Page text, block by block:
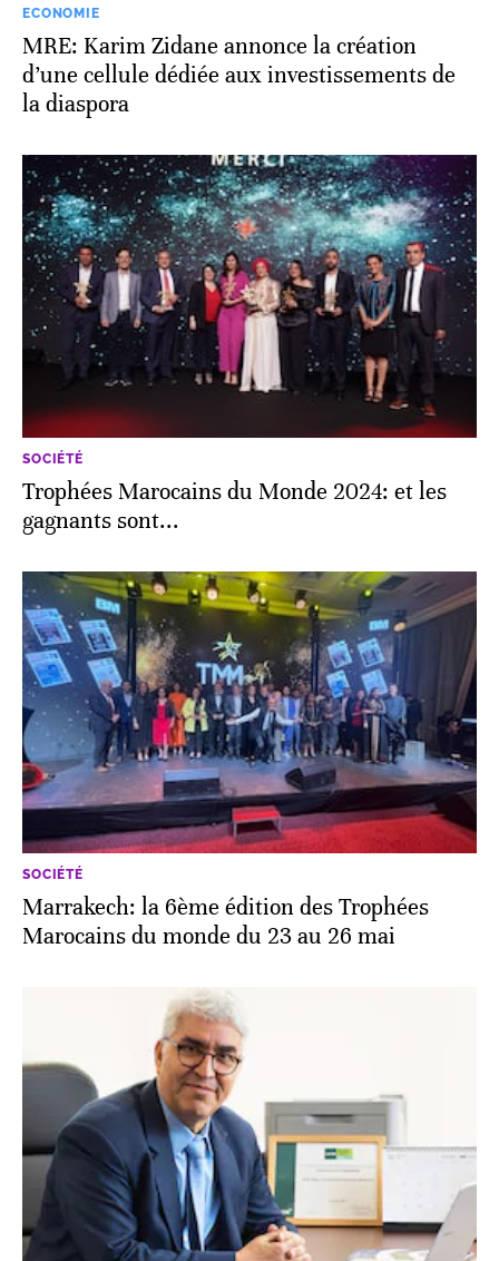
ECONOMIE
MRE: Karim Zidane annonce la création
d’une cellule dédiée aux investissements de
la diaspora
SOCIÉTÉ
Trophées Marocains du Monde 2024: et les
gagnants sont...
SOCIÉTÉ
Marrakech: la 6ème édition des Trophées
Marocains du monde du 23 au 26 mai